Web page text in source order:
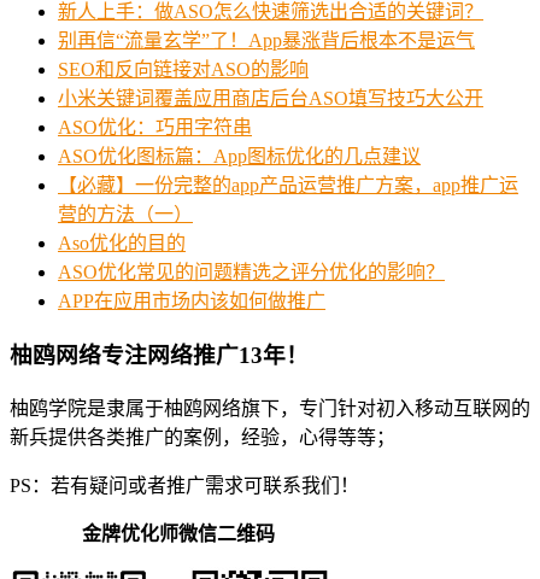
新人上手：做ASO怎么快速筛选出合适的关键词？
别再信“流量玄学”了！App暴涨背后根本不是运气
SEO和反向链接对ASO的影响
小米关键词覆盖应用商店后台ASO填写技巧大公开
ASO优化：巧用字符串
ASO优化图标篇：App图标优化的几点建议
【必藏】一份完整的app产品运营推广方案，app推广运
营的方法（一）
Aso优化的目的
ASO优化常见的问题精选之评分优化的影响？
APP在应用市场内该如何做推广
柚鸥网络专注网络推广13年！
柚鸥学院是隶属于柚鸥网络旗下，专门针对初入移动互联网的
新兵提供各类推广的案例，经验，心得等等；
PS：若有疑问或者推广需求可联系我们！
金牌优化师微信二维码